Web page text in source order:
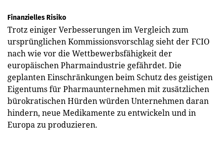
Finanzielles Risiko
Trotz einiger Verbesserungen im Vergleich zum
ursprünglichen Kommissionsvorschlag sieht der FCIO
nach wie vor die Wettbewerbsfähigkeit der
europäischen Pharmaindustrie gefährdet. Die
geplanten Einschränkungen beim Schutz des geistigen
Eigentums für Pharmaunternehmen mit zusätzlichen
bürokratischen Hürden würden Unternehmen daran
hindern, neue Medikamente zu entwickeln und in
Europa zu produzieren.